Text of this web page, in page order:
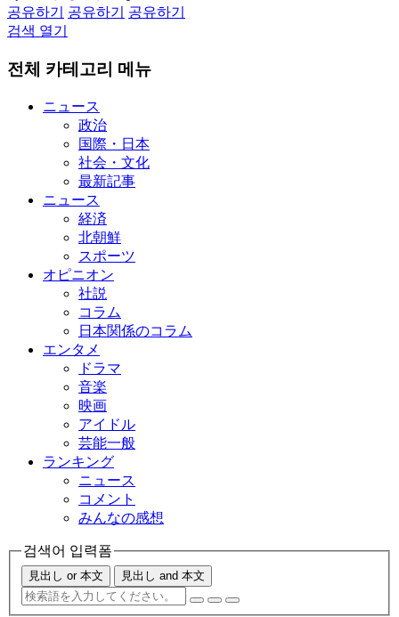
공유하기
공유하기
공유하기
검색 열기
전체 카테고리 메뉴
ニュース
政治
国際・日本
社会・文化
最新記事
ニュース
経済
北朝鮮
スポーツ
オピニオン
社説
コラム
日本関係のコラム
エンタメ
ドラマ
音楽
映画
アイドル
芸能一般
ランキング
ニュース
コメント
みんなの感想
검색어 입력폼
見出し or 本文 見出し and 本文